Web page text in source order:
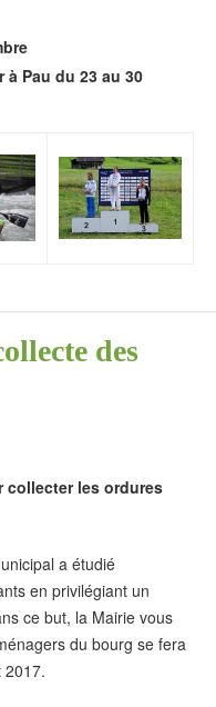
Pau du 23 au 30
des
collecter les ordures
a étudié
en privilégiant un
ce but, la Mairie vous
du bourg se fera
2017.